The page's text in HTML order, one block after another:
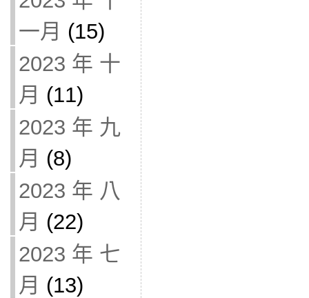
一月 (15)
2023 年 十
月 (11)
2023 年 九
月 (8)
2023 年 八
月 (22)
2023 年 七
月 (13)